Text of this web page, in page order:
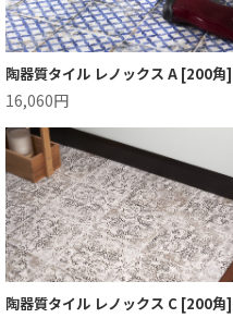
陶器質タイル レノックス A [200角]
16,060円
陶器質タイル レノックス C [200角]